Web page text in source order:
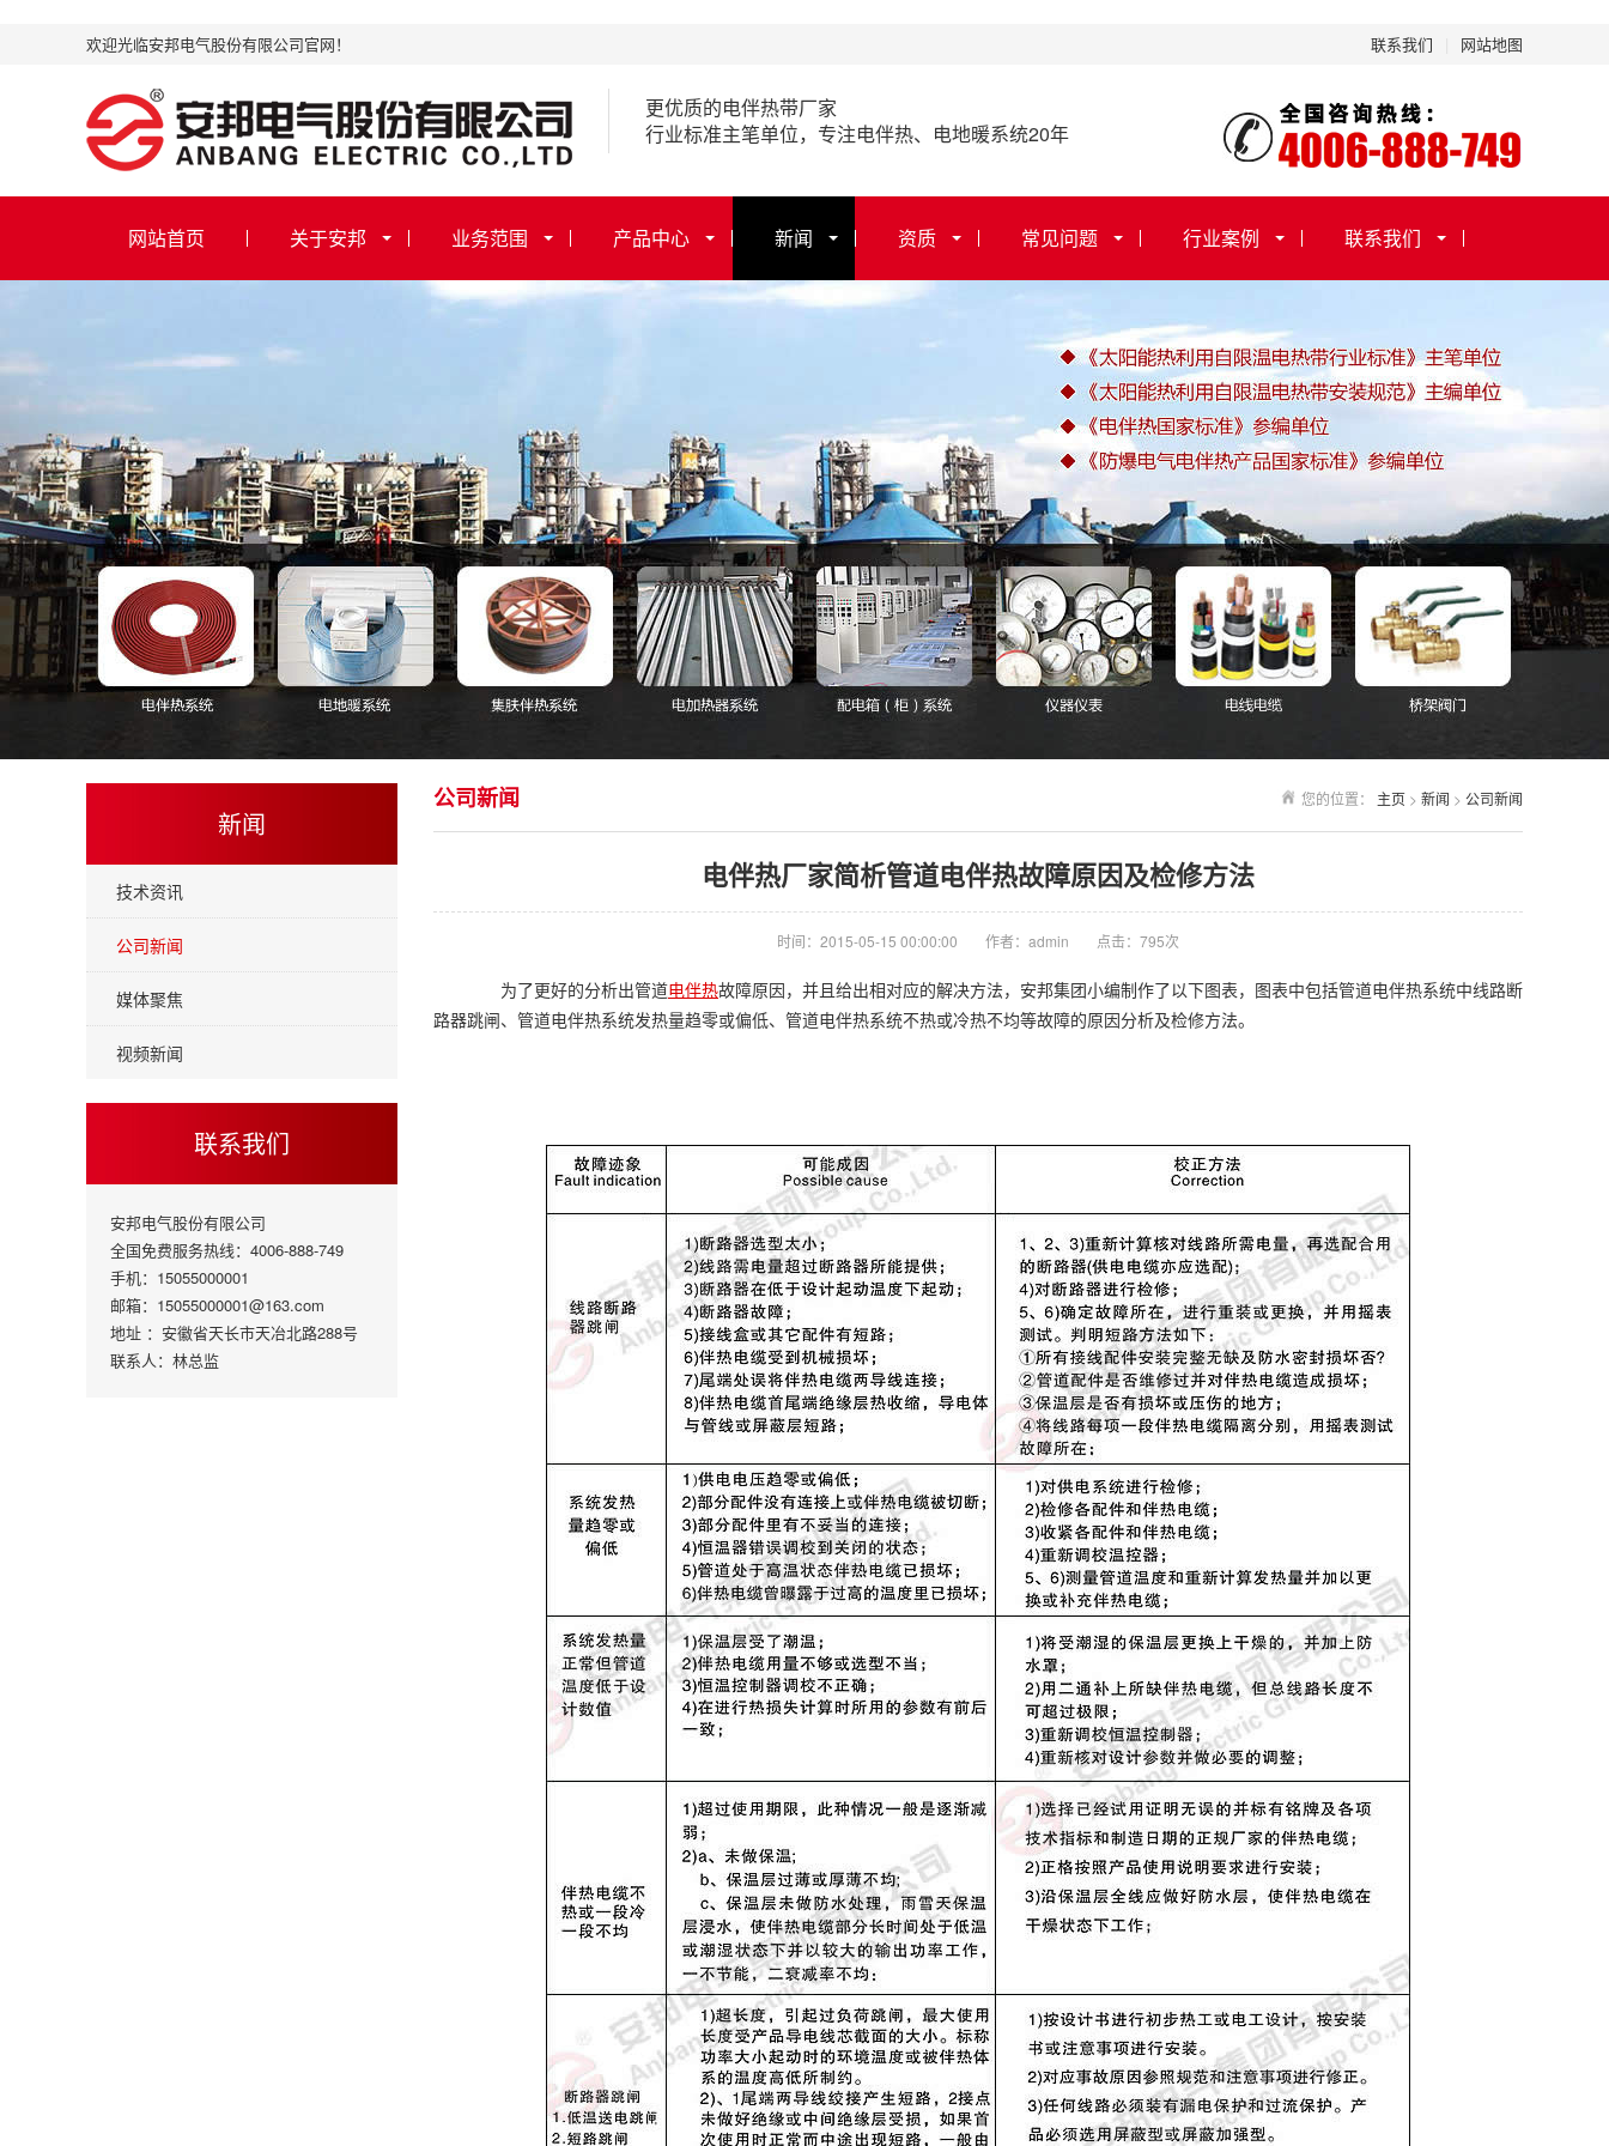
联系我们 网站地图
欢迎光临安邦电气股份有限公司官网！
更优质的电伴热带厂家
行业标准主笔单位，专注电伴热、电地暖系统20年
网站首页 关于安邦 业务范围 产品中心 新闻 资质 常见问题 行业案例 联系我们
新闻
技术资讯
公司新闻
媒体聚焦
视频新闻
联系我们
安邦电气股份有限公司
全国免费服务热线：4006-888-749
手机：15055000001
邮箱：15055000001@163.com
地址 ：安徽省天长市天冶北路288号
联系人：林总监
您的位置： 主页 > 新闻 > 公司新闻
公司新闻
电伴热厂家简析管道电伴热故障原因及检修方法
时间：2015-05-15 00:00:00 作者：admin 点击： 795次
为了更好的分析出管道电伴热故障原因，并且给出相对应的解决方法，安邦集团小编制作了以下图表，图表中包括管道电伴热系统中线路断
路器跳闸、管道电伴热系统发热量趋零或偏低、管道电伴热系统不热或冷热不均等故障的原因分析及检修方法。